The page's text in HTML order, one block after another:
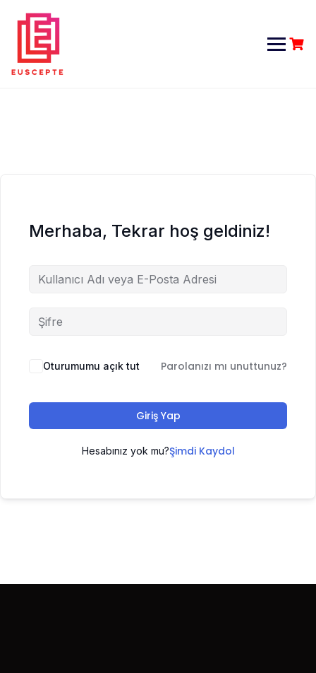
content
Merhaba, Tekrar hoş geldiniz!
Oturumumu açık tut Parolanızı mı unuttunuz?
Giriş Yap
Hesabınız yok mu?Şimdi Kaydol